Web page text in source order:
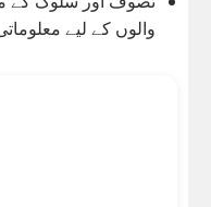
والوں کے لیے